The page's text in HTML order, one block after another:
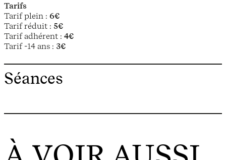
Tarifs
Tarif plein : 6€
Tarif réduit : 5€
Tarif adhérent : 4€
Tarif -14 ans : 3€
Séances